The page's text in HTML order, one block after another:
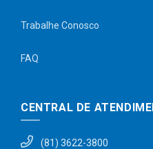
Trabalhe Conosco
FAQ
CENTRAL DE
(81) 3622-3800